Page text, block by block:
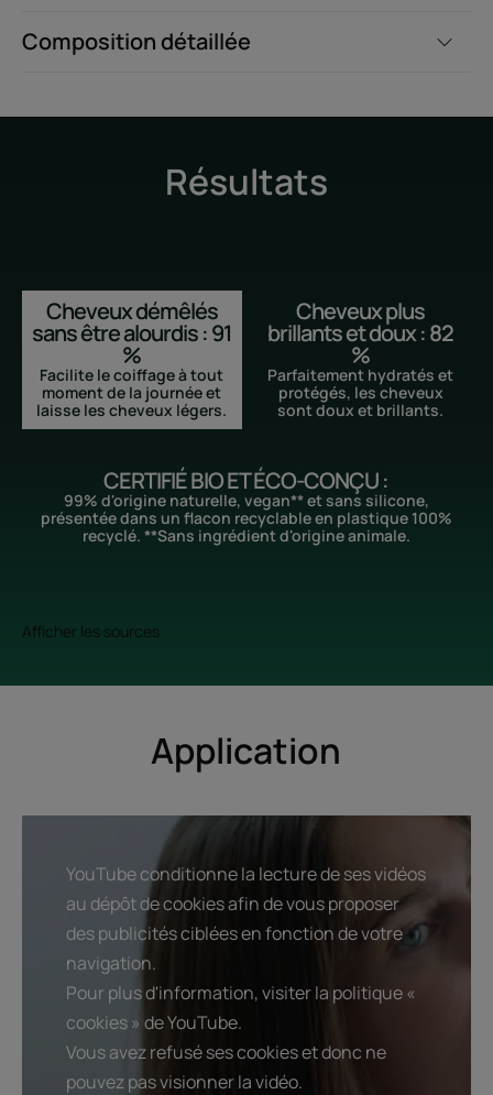
Composition détaillée
Résultats
Cheveux démêlés
sans être alourdis : 91
%
Facilite le coiffage à tout
moment de la journée et
laisse les cheveux légers.
Cheveux plus
brillants et doux : 82
%
Parfaitement hydratés et
protégés, les cheveux
sont doux et brillants.
CERTIFIÉ BIO ET ÉCO-CONÇU :
99% d'origine naturelle, vegan** et sans silicone,
présentée dans un flacon recyclable en plastique 100%
recyclé. **Sans ingrédient d'origine animale.
Afficher les sources
Application
YouTube conditionne la lecture de ses vidéos
au dépôt de cookies afin de vous proposer
des publicités ciblées en fonction de votre
navigation.
Pour plus d'information, visiter la politique «
cookies » de YouTube.
Vous avez refusé ses cookies et donc ne
pouvez pas visionner la vidéo.